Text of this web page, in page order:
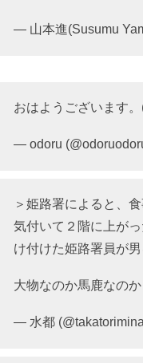
— 山本進(Susumu
おはようございます
— odoru
＞姫路署によると、
気付いて２階に上が
け付けた姫路署員が
大物なのか馬鹿なのか
— 水都